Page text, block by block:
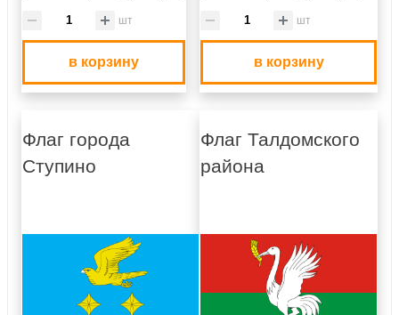
шт
в корзину
шт
в корзину
Флаг города
Ступино
Флаг Талдомского
района